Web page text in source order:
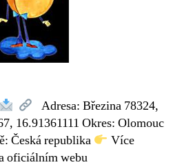
Adresa: Březina 78324,
16.91361111 Okres: Olomouc
Česká republika
Více
oficiálním webu